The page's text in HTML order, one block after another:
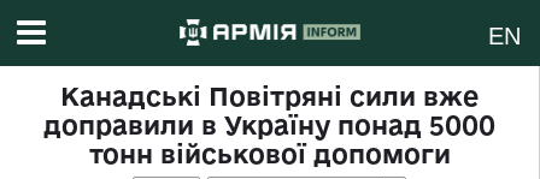
EN
Канадські Повітряні сили вже
доправили в Україну понад 5000
тонн військової допомоги